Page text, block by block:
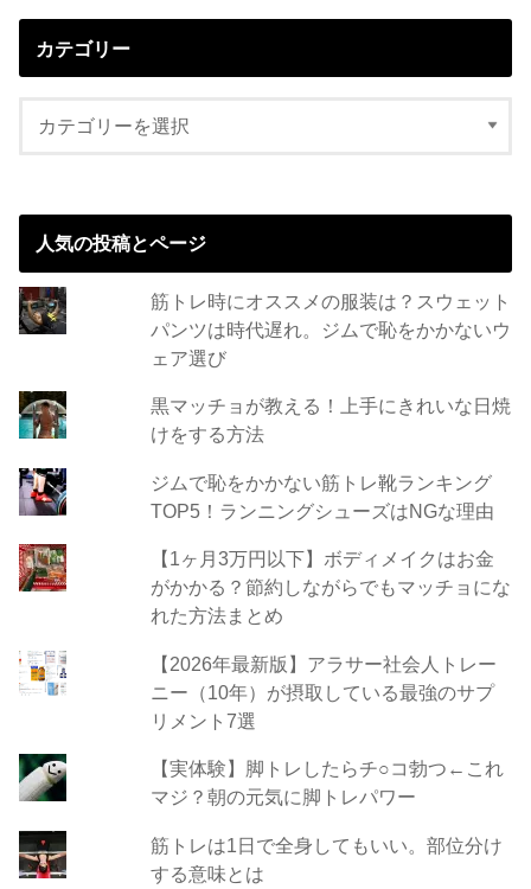
カテゴリー
人気の投稿とページ
筋トレ時にオススメの服装は？スウェット
パンツは時代遅れ。ジムで恥をかかないウ
ェア選び
黒マッチョが教える！上手にきれいな日焼
けをする方法
ジムで恥をかかない筋トレ靴ランキング
TOP5！ランニングシューズはNGな理由
【1ヶ月3万円以下】ボディメイクはお金
がかかる？節約しながらでもマッチョにな
れた方法まとめ
【2026年最新版】アラサー社会人トレー
ニー（10年）が摂取している最強のサプ
リメント7選
【実体験】脚トレしたらチ○コ勃つ←これ
マジ？朝の元気に脚トレパワー
筋トレは1日で全身してもいい。部位分け
する意味とは